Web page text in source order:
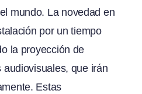
mundo. La novedad en
por un tiempo
la proyección de
que irán
Estas